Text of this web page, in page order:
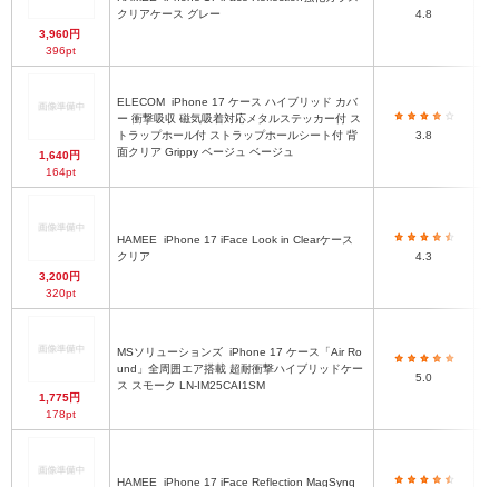
3,960円
396pt
クリアケース グレー
4.8
1,640円
164pt
ELECOM
ー 衝撃吸収 磁気吸着対応メタルステッカー付 ス
トラップホール付 ストラップホールシート付 背
面クリア Grippy ベージュ ベージュ
3.8
3,200円
320pt
HAMEE
クリア
4.3
1,775円
178pt
MSソリューションズ
und」全周囲エア搭載 超耐衝撃ハイブリッドケー
ス スモーク LN-IM25CAI1SM
5.0
HAMEE